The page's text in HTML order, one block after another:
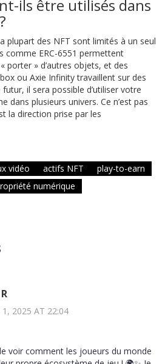
ils être utilisés dans
plupart des NFT sont limités à un seul
comme ERC-6551 permettent
porter » d’autres objets, et des
ou Axie Infinity travaillent sur des
il sera possible d’utiliser votre
dans plusieurs univers. Ce n’est pas
la direction prise par les
vidéo actifs NFT
play-to-earn
numérique
2025 AT 22:04
voir comment les joueurs du monde